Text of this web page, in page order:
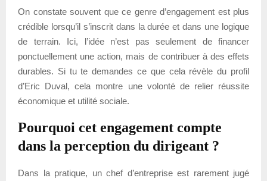
On constate souvent que ce genre d’engagement est plus
crédible lorsqu’il s’inscrit dans la durée et dans une logique
de terrain. Ici, l’idée n’est pas seulement de financer
ponctuellement une action, mais de contribuer à des effets
durables. Si tu te demandes ce que cela révèle du profil
d’Eric Duval, cela montre une volonté de relier réussite
économique et utilité sociale.
Pourquoi cet engagement compte
dans la perception du dirigeant ?
Dans la pratique, un chef d’entreprise est rarement jugé